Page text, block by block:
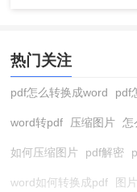
热门关注
pdf怎么转换成word pdf
word转pdf 压缩图片 怎
如何压缩图片 pdf解密
word如何转换成pdf 图